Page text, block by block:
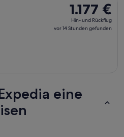
1.177 €
Hin-
und
1.177 €
Hin- und Rückflug
vor 14 Stunden gefunden
eine